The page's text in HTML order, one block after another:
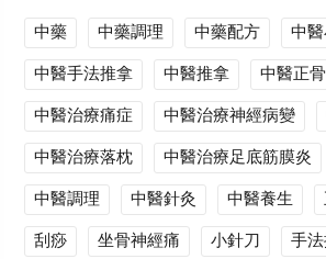
中藥 中藥調理 中藥配方
中
中醫手法推拿
中醫推拿 中醫正骨
中醫治療痛症
中醫治療神經病變
中醫治療落枕
中醫治療足底筋膜炎
中醫調理
中醫針灸 中醫養生
刮痧
坐骨神經痛 小針刀 手